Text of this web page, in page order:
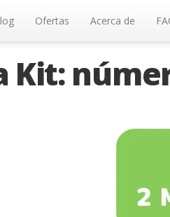
Ofertas Acerca de
Kit: